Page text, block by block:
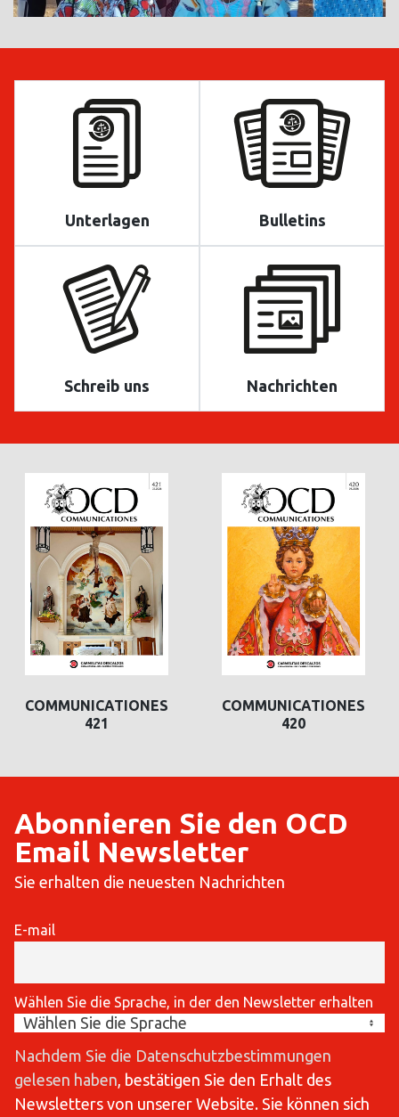
Unterlagen Bulletins
Schreib uns Nachrichten
COMMUNICATIONES
421
COMMUNICATIONES
420
COMMUNICATIONES
420
COMMUNICATIONES
419
Abonnieren Sie den OCD
Email Newsletter
Sie erhalten die neuesten Nachrichten
E-mail
Wählen Sie die Sprache, in der den Newsletter erhalten
Nachdem Sie die Datenschutzbestimmungen
gelesen haben , bestätigen Sie den Erhalt des
Newsletters von unserer Website. Sie können sich